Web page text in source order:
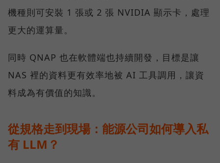
機種則可安裝 1 張或 2 張 NVIDIA 顯示卡，處理
更大的運算量。
同時 QNAP 也在軟體端也持續開發，目標是讓
NAS 裡的資料更有效率地被 AI 工具調用，讓資
料成為有價值的知識。
從規格走到現場：能源公司如何導入私
有 LLM？